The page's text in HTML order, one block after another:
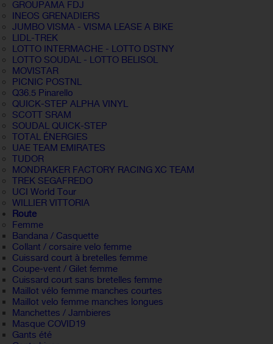
GROUPAMA FDJ
INEOS GRENADIERS
JUMBO VISMA - VISMA LEASE A BIKE
LIDL-TREK
LOTTO INTERMACHE - LOTTO DSTNY
LOTTO SOUDAL - LOTTO BELISOL
MOVISTAR
PICNIC POSTNL
Q36.5 Pinarello
QUICK-STEP ALPHA VINYL
SCOTT SRAM
SOUDAL QUICK-STEP
TOTAL ÉNERGIES
UAE TEAM EMIRATES
TUDOR
MONDRAKER FACTORY RACING XC TEAM
TREK SEGAFREDO
UCI World Tour
WILLIER VITTORIA
Route
Femme
Bandana / Casquette
Collant / corsaire velo femme
Cuissard court à bretelles femme
Coupe-vent / Gilet femme
Cuissard court sans bretelles femme
Maillot vélo femme manches courtes
Maillot velo femme manches longues
Manchettes / Jambieres
Masque COVID19
Gants été